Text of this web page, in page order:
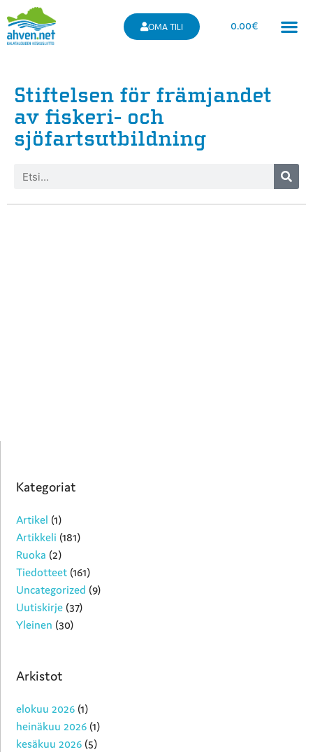
OMA TILI 0.00€
Stiftelsen för främjandet
av fiskeri- och
sjöfartsutbildning
Kategoriat
Artikel (1)
Artikkeli (181)
Ruoka (2)
Tiedotteet (161)
Uncategorized (9)
Uutiskirje (37)
Yleinen (30)
Arkistot
elokuu 2026 (1)
heinäkuu 2026 (1)
kesäkuu 2026 (5)